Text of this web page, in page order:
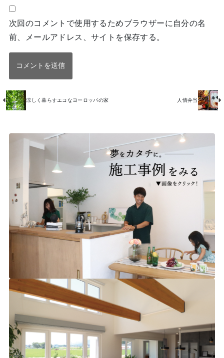
次回のコメントで使用するためブラウザーに自分の名
前、メールアドレス、サイトを保存する。
涼しく暮らすエコなヨーロッパの家 人情弁当